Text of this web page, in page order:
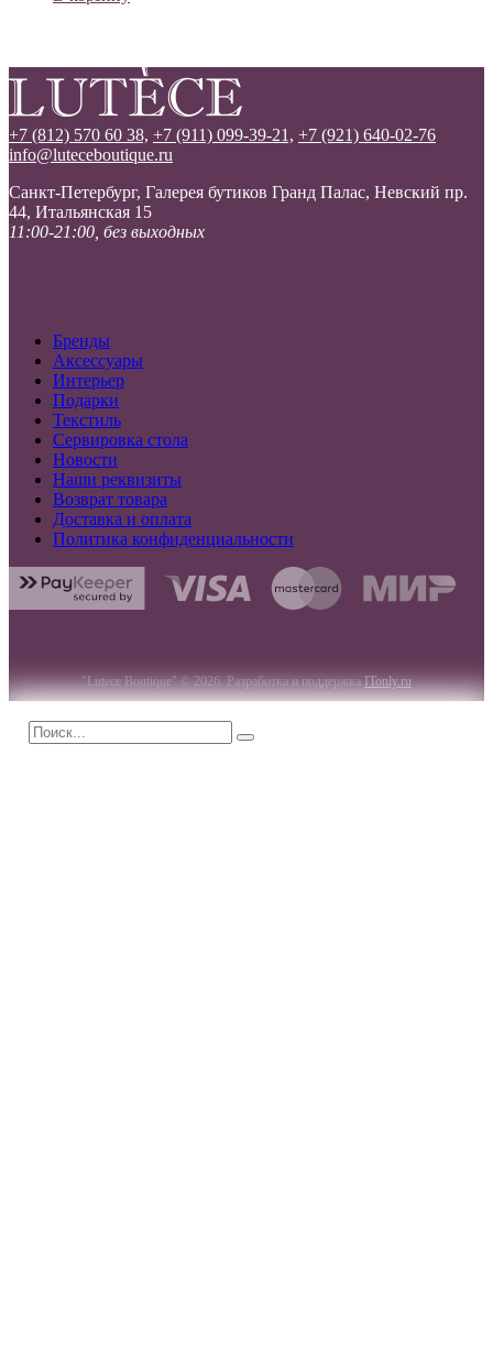
+7 (812) 570 60 38, +7 (911) 099-39-21, +7 (921) 640-02-76
info@luteceboutique.ru
Санкт-Петербург, Галерея бутиков Гранд Палас, Невский пр.
44, Итальянская 15
11:00-21:00, без выходных
Бренды
Аксессуары
Интерьер
Подарки
Текстиль
Сервировка стола
Новости
Наши реквизиты
Возврат товара
Доставка и оплата
Политика конфиденциальности
"Lutece Boutique" © 2026. Разработка и поддержкаITonly.ru